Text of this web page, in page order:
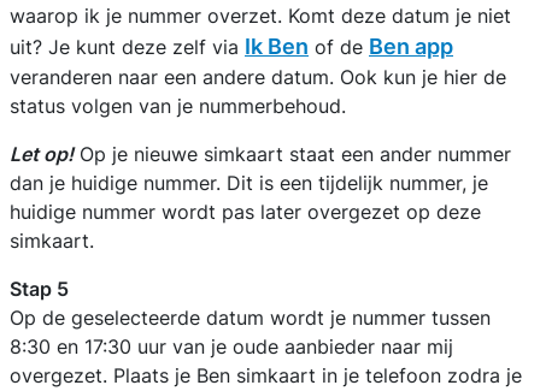
waarop ik je nummer overzet. Komt deze datum je niet
uit? Je kunt deze zelf via Ik Ben of de Ben app
veranderen naar een andere datum. Ook kun je hier de
status volgen van je nummerbehoud.
Let op!Op je nieuwe simkaart staat een ander nummer
dan je huidige nummer. Dit is een tijdelijk nummer, je
huidige nummer wordt pas later overgezet op deze
simkaart.
Stap 5
Op de geselecteerde datum wordt je nummer tussen
8:30 en 17:30 uur van je oude aanbieder naar mij
overgezet. Plaats je Ben simkaart in je telefoon zodra je